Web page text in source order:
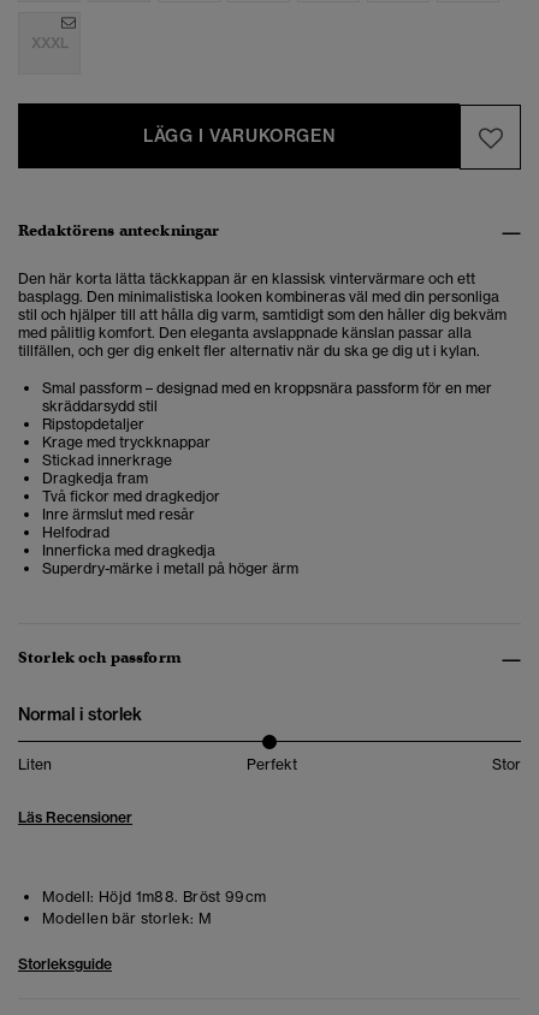
XXXL
LÄGG I VARUKORGEN
Redaktörens anteckningar
Den här korta lätta täckkappan är en klassisk vintervärmare och ett
basplagg. Den minimalistiska looken kombineras väl med din personliga
stil och hjälper till att hålla dig varm, samtidigt som den håller dig bekväm
med pålitlig komfort. Den eleganta avslappnade känslan passar alla
tillfällen, och ger dig enkelt fler alternativ när du ska ge dig ut i kylan.
Smal passform – designad med en kroppsnära passform för en mer
skräddarsydd stil
Ripstopdetaljer
Krage med tryckknappar
Stickad innerkrage
Dragkedja fram
Två fickor med dragkedjor
Inre ärmslut med resår
Helfodrad
Innerficka med dragkedja
Superdry-märke i metall på höger ärm
Storlek och passform
Normal i storlek
Liten Perfekt Stor
Läs Recensioner
Modell: Höjd 1m88. Bröst 99cm
Modellen bär storlek: M
Storleksguide